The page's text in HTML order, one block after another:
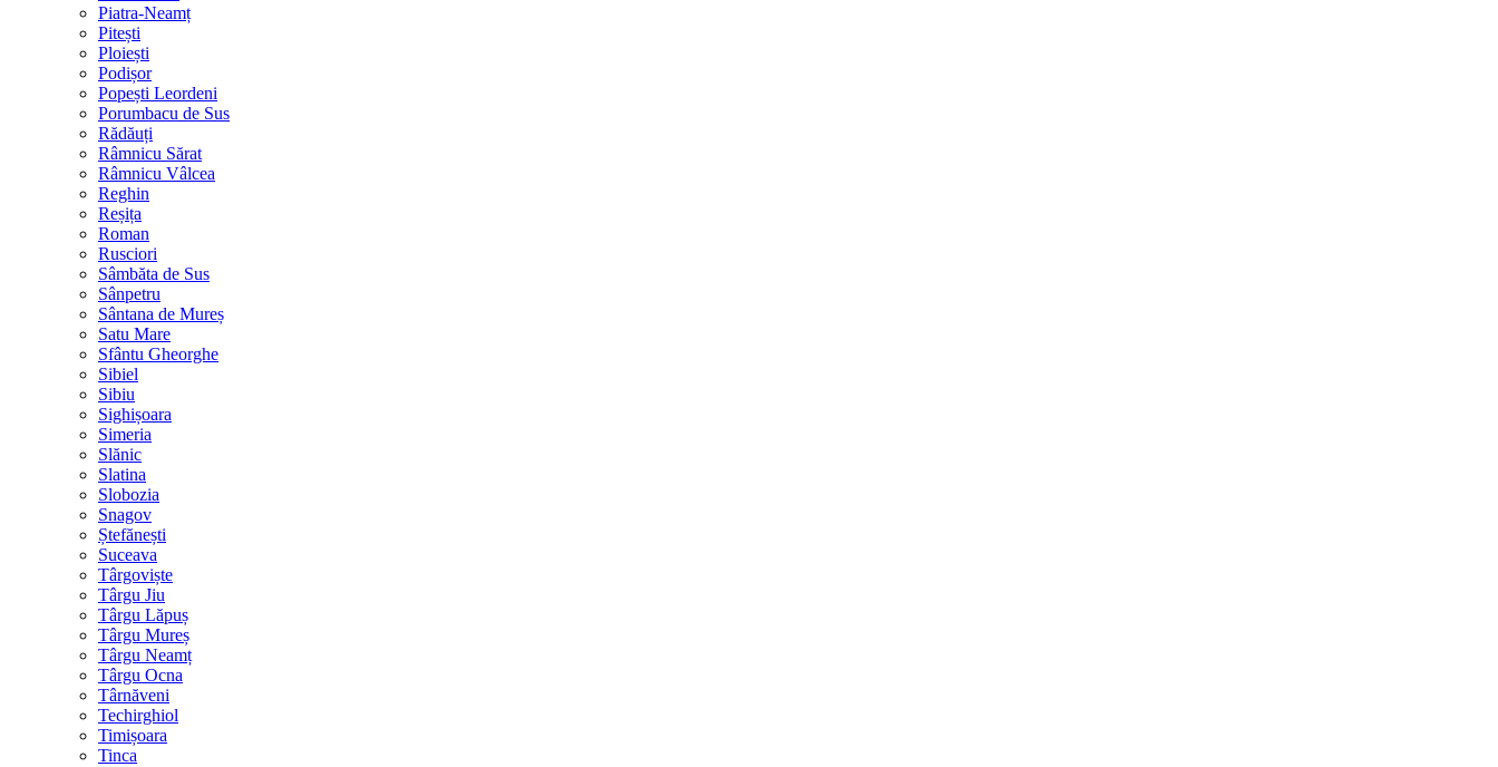
Piatra-Neamț
Pitești
Ploiești
Podișor
Popești Leordeni
Porumbacu de Sus
Rădăuți
Râmnicu Sărat
Râmnicu Vâlcea
Reghin
Reșița
Roman
Rusciori
Sâmbăta de Sus
Sânpetru
Sântana de Mureș
Satu Mare
Sfântu Gheorghe
Sibiel
Sibiu
Sighișoara
Simeria
Slănic
Slatina
Slobozia
Snagov
Ștefănești
Suceava
Târgoviște
Târgu Jiu
Târgu Lăpuș
Târgu Mureș
Târgu Neamț
Târgu Ocna
Târnăveni
Techirghiol
Timișoara
Tinca